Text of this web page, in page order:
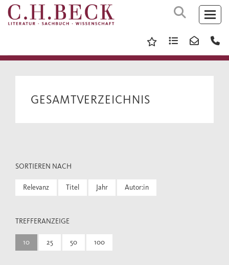
GESAMTVERZEICHNIS
SORTIEREN NACH
Relevanz Titel Jahr Autor:in
TREFFERANZEIGE
10 25 50 100